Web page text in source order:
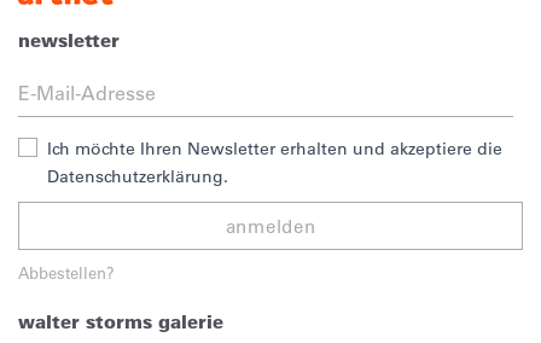
newsletter
Ich möchte Ihren Newsletter erhalten und akzeptiere die
Datenschutzerklärung.
anmelden
Abbestellen?
walter storms galerie